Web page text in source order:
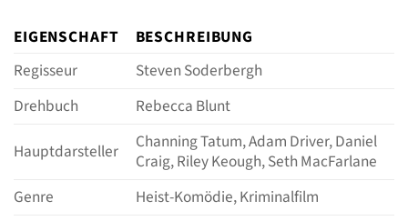
EIGENSCHAFT
BESCHREIBUNG
Regisseur
Steven Soderbergh
Drehbuch
Rebecca Blunt
Hauptdarsteller
Channing Tatum, Adam Driver, Daniel
Craig, Riley Keough, Seth MacFarlane
Genre
Heist-Komödie, Kriminalfilm